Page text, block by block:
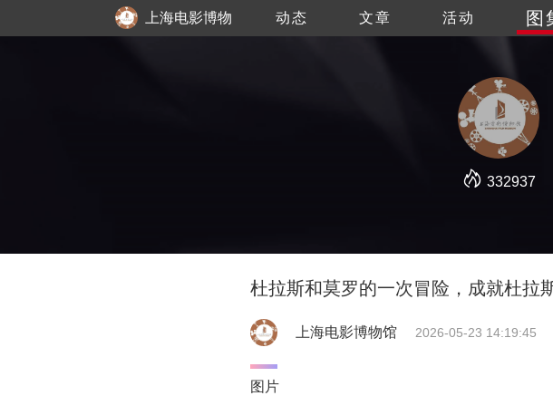
上海电影博物 动态 文章 活动 图
332937
杜拉斯和莫罗的一次冒险，成就杜拉
上海电影博物馆 2026-05-23 14:19:45
图片